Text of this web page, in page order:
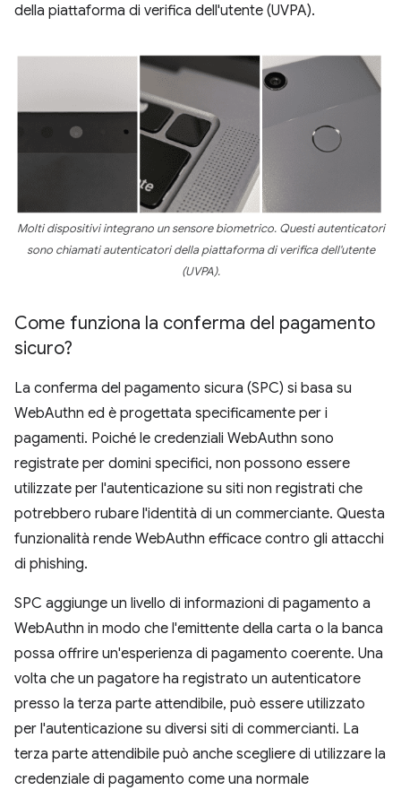
della piattaforma di verifica dell'utente (UVPA).
Molti dispositivi integrano un sensore biometrico. Questi autenticatori
sono chiamati autenticatori della piattaforma di verifica dell'utente
(UVPA).
Come funziona la conferma del pagamento
sicuro?
La conferma del pagamento sicura (SPC) si basa su
WebAuthn ed è progettata specificamente per i
pagamenti. Poiché le credenziali WebAuthn sono
registrate per domini specifici, non possono essere
utilizzate per l'autenticazione su siti non registrati che
potrebbero rubare l'identità di un commerciante. Questa
funzionalità rende WebAuthn efficace contro gli attacchi
di phishing.
SPC aggiunge un livello di informazioni di pagamento a
WebAuthn in modo che l'emittente della carta o la banca
possa offrire un'esperienza di pagamento coerente. Una
volta che un pagatore ha registrato un autenticatore
presso la terza parte attendibile, può essere utilizzato
per l'autenticazione su diversi siti di commercianti. La
terza parte attendibile può anche scegliere di utilizzare la
credenziale di pagamento come una normale